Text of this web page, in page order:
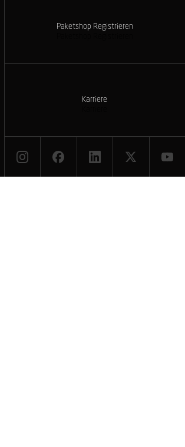
Paketshop Registrieren
Karriere